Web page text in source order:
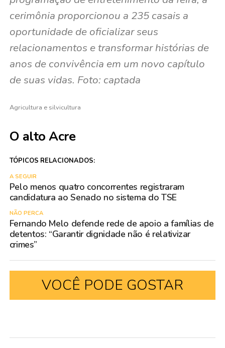
cerimônia proporcionou a 235 casais a
oportunidade de oficializar seus
relacionamentos e transformar histórias de
anos de convivência em um novo capítulo
de suas vidas. Foto: captada
Agricultura e silvicultura
O alto Acre
TÓPICOS RELACIONADOS:
A SEGUIR
Pelo menos quatro concorrentes registraram
candidatura ao Senado no sistema do TSE
NÃO PERCA
Fernando Melo defende rede de apoio a famílias de
detentos: “Garantir dignidade não é relativizar
crimes”
VOCÊ PODE GOSTAR